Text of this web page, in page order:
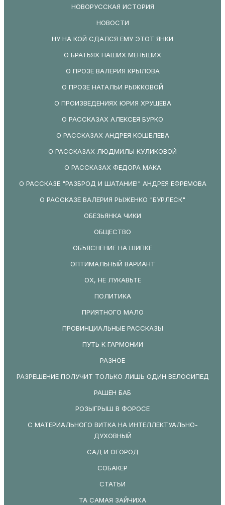
НОВОРУССКАЯ ИСТОРИЯ
НОВОСТИ
НУ НА КОЙ СДАЛСЯ ЕМУ ЭТОТ ЯНКИ
О БРАТЬЯХ НАШИХ МЕНЬШИХ
О ПРОЗЕ ВАЛЕРИЯ КРЫЛОВА
О ПРОЗЕ НАТАЛЬИ РЫЖКОВОЙ
О ПРОИЗВЕДЕНИЯХ ЮРИЯ ХРУЩЕВА
О РАССКАЗАХ АЛЕКСЕЯ БУРКО
О РАССКАЗАХ АНДРЕЯ КОШЕЛЕВА
О РАССКАЗАХ ЛЮДМИЛЫ КУЛИКОВОЙ
О РАССКАЗАХ ФЕДОРА МАКА
О РАССКАЗЕ "РАЗБРОД И ШАТАНИЕ!" АНДРЕЯ ЕФРЕМОВА
О РАССКАЗЕ ВАЛЕРИЯ РЫЖЕНКО "БУРЛЕСК"
ОБЕЗЬЯНКА ЧИКИ
ОБЩЕСТВО
ОБЪЯСНЕНИЕ НА ШИПКЕ
ОПТИМАЛЬНЫЙ ВАРИАНТ
ОХ, НЕ ЛУКАВЬТЕ
ПОЛИТИКА
ПРИЯТНОГО МАЛО
ПРОВИНЦИАЛЬНЫЕ РАССКАЗЫ
ПУТЬ К ГАРМОНИИ
РАЗНОЕ
РАЗРЕШЕНИЕ ПОЛУЧИТ ТОЛЬКО ЛИШЬ ОДИН ВЕЛОСИПЕД
РАШЕН БАБ
РОЗЫГРЫШ В ФОРОСЕ
С МАТЕРИАЛЬНОГО ВИТКА НА ИНТЕЛЛЕКТУАЛЬНО-
ДУХОВНЫЙ
САД И ОГОРОД
СОБАКЕР
СТАТЬИ
ТА САМАЯ ЗАЙЧИХА